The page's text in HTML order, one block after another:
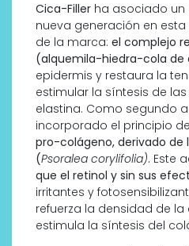
Cica-Filler ha asociado
nueva generación en
de la marca: el complejo
(alquemila-hiedra-cola de
epidermis y restaura la
estimular la síntesis de
elastina. Como segundo
incorporado el principio
pro-colágeno, derivado de
(Psoralea corylifolia). Este
que el retinol y sin sus
irritantes y
refuerza la densidad de la
estimula la síntesis del